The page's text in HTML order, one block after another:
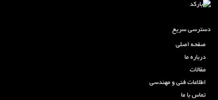
دسترسی سریع
صفحه اصلی
درباره ما
مقالات
اطلاعات فنی و مهندسی
تماس با ما